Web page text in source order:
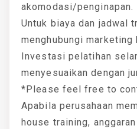
akomodasi/penginapan.
Untuk biaya dan jadwal
menghubungi marketing
Investasi pelatihan
menyesuaikan dengan
*Please feel free to
Apabila perusahaan
house training,